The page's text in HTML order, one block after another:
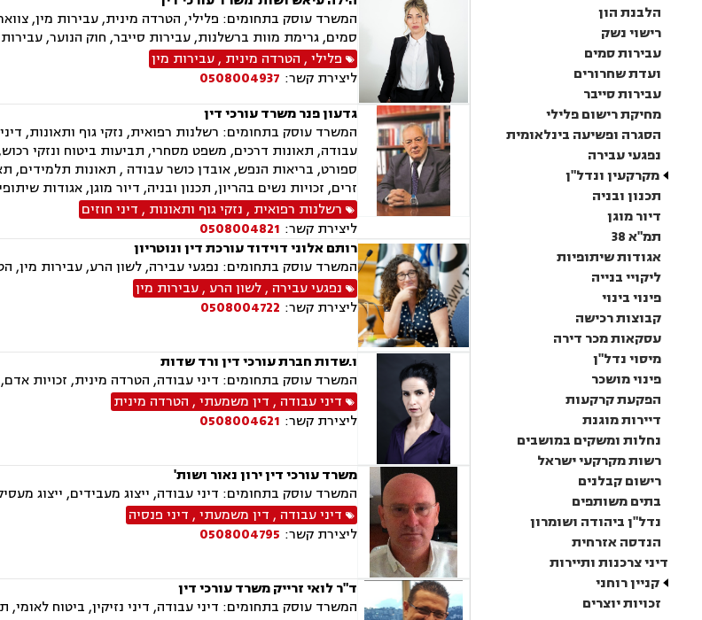
הלבנת הון
רישוי נשק
עבירות סמים
ועדת שחרורים
עבירות סייבר
מחיקת רישום פלילי
הסגרה ופשיעה בינלאומית
נפגעי עבירה
מקרקעין ונדל"ן
תכנון ובניה
דיור מוגן
תמ"א 38
אגודות שיתופיות
ליקויי בנייה
פינוי בינוי
קבוצות רכישה
עסקאות מכר דירה
מיסוי נדל"ן
פינוי מושכר
הפקעת קרקעות
דיירות מוגנת
נחלות ומשקים במושבים
רשות מקרקעי ישראל
רישום קבלנים
בתים משותפים
נדל"ן ביהודה ושומרון
הנדסה אזרחית
דיני צרכנות ותיירות
קניין רוחני
זכויות יוצרים
המשרד עוסק בתחומים: פלילי, הטרדה מינית, עבירות מין,
סמים, גרימת מוות ברשלנות, עבירות סייבר, חוק הנוער,
פלילי, הטרדה מינית ,עבירות מין
ליצירת קשר: 0508004937
גדעון פנר משרד עורכי דין
המשרד עוסק בתחומים: רשלנות רפואית, נזקי גוף ותאונות,
עבודה, תאונות דרכים, משפט מסחרי, תביעות ביטוח ונזקי
ספורט, בריאות הנפש, אובדן כושר עבודה , תאונות תלמידים,
זרים, זכויות נשים בהריון, תכנון ובניה, דיור מוגן, אגודות
רשלנות רפואית , נזקי גוף ותאונות , דיני חוזים
ליצירת קשר: 0508004821
רותם אלוני דוידוד עורכת דין ונוטריון
המשרד עוסק בתחומים: נפגעי עבירה, לשון הרע, עבירות מין,
נפגעי עבירה ,לשון הרע ,עבירות מין
ליצירת קשר: 0508004722
ו.שדות חברת עורכי דין ורד שדות
המשרד עוסק בתחומים: דיני עבודה, הטרדה מינית, זכויות
דיני עבודה , דין משמעתי, הטרדה מינית
ליצירת קשר: 0508004621
משרד עורכי דין ירון נאור ושות'
המשרד עוסק בתחומים: דיני עבודה, ייצוג מעבידים, ייצוג
דיני עבודה , דין משמעתי, דיני פנסיה
ליצירת קשר: 0508004795
ד"ר לואי זרייק משרד עורכי דין
המשרד עוסק בתחומים: דיני עבודה, דיני נזיקין, ביטוח